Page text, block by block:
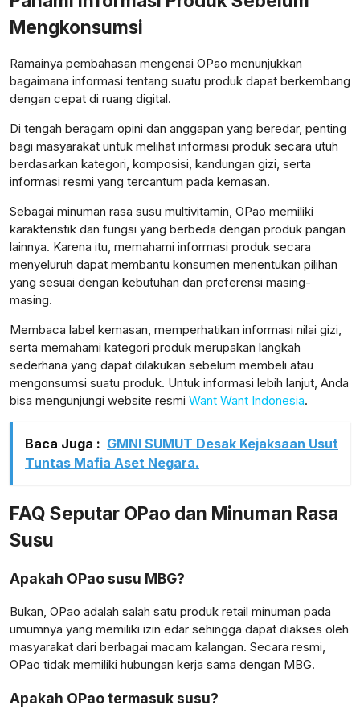
Mengkonsumsi
Ramainya pembahasan mengenai OPao menunjukkan
bagaimana informasi tentang suatu produk dapat berkembang
dengan cepat di ruang digital.
Di tengah beragam opini dan anggapan yang beredar, penting
bagi masyarakat untuk melihat informasi produk secara utuh
berdasarkan kategori, komposisi, kandungan gizi, serta
informasi resmi yang tercantum pada kemasan.
Sebagai minuman rasa susu multivitamin, OPao memiliki
karakteristik dan fungsi yang berbeda dengan produk pangan
lainnya. Karena itu, memahami informasi produk secara
menyeluruh dapat membantu konsumen menentukan pilihan
yang sesuai dengan kebutuhan dan preferensi masing-
masing.
Membaca label kemasan, memperhatikan informasi nilai gizi,
serta memahami kategori produk merupakan langkah
sederhana yang dapat dilakukan sebelum membeli atau
mengonsumsi suatu produk. Untuk informasi lebih lanjut, Anda
bisa mengunjungi website resmi Want Want Indonesia.
Baca Juga : GMNI SUMUT Desak Kejaksaan Usut
Tuntas Mafia Aset Negara.
FAQ Seputar OPao dan Minuman Rasa
Susu
Apakah OPao susu MBG?
Bukan, OPao adalah salah satu produk retail minuman pada
umumnya yang memiliki izin edar sehingga dapat diakses oleh
masyarakat dari berbagai macam kalangan. Secara resmi,
OPao tidak memiliki hubungan kerja sama dengan MBG.
Apakah OPao termasuk susu?